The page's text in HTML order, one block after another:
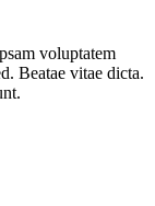
voluptatem
Beatae vitae dicta.